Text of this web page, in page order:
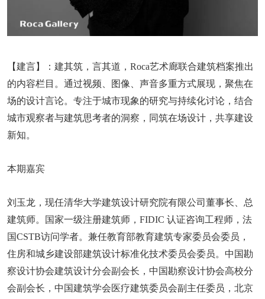
【建言】：建其筑，言其道，Roca艺术廊联合建筑档案推出
的内容栏目。通过视频、图像、声音多重方式展现，聚焦在
场的设计言论。专注于城市现象的研究与持续化讨论，结合
城市观察者与建筑思考者的洞察，同筑在场设计，共享建设
新知。
本期嘉宾
刘玉龙，现任清华大学建筑设计研究院有限公司董事长、总
建筑师。国家一级注册建筑师，FIDIC 认证咨询工程师，法
国CSTB访问学者。兼任教育部教育建筑专家委员会委员，
住房和城乡建设部建筑设计标准化技术委员会委员。中国勘
察设计协会建筑设计分会副会长，中国勘察设计协会高校分
会副会长，中国建筑学会医疗建筑委员会副主任委员，北京